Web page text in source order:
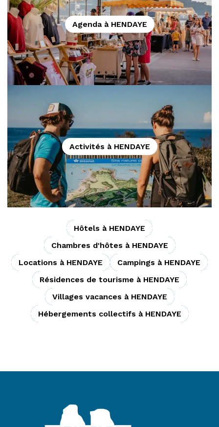
Agenda à HENDAYE
Activités à HENDAYE
Hôtels à HENDAYE
Chambres d'hôtes à HENDAYE
Locations à HENDAYE
Campings à HENDAYE
Résidences de tourisme à HENDAYE
Villages vacances à HENDAYE
Hébergements collectifs à HENDAYE